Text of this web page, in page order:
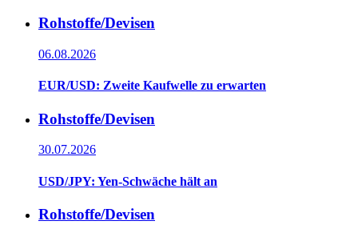
Rohstoffe/Devisen
06.08.2026
EUR/USD: Zweite Kaufwelle zu erwarten
Rohstoffe/Devisen
30.07.2026
USD/JPY: Yen-Schwäche hält an
Rohstoffe/Devisen